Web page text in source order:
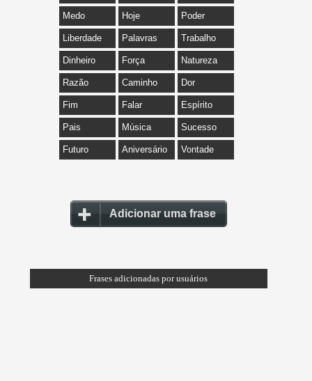
Medo Hoje Poder
Liberdade Palavras Trabalho
Dinheiro Força Natureza
Razão Caminho Dor
Fim Falar Espírito
Pais Música Sucesso
Futuro Aniversário Vontade
Adicionar uma frase
Frases adicionadas por usuários